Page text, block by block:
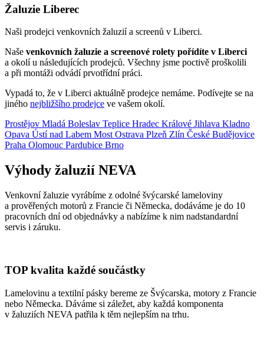
Žaluzie Liberec
Naši prodejci venkovních žaluzií a screenů v Liberci.
Naše venkovních žaluzie a screenové rolety pořídíte v Liberci
a okolí u následujících prodejců. Všechny jsme poctivě proškolili
a při montáži odvádí prvotřídní práci.
Vypadá to, že v Liberci aktuálně prodejce nemáme. Podívejte se na
jiného nejbližšího prodejce ve vašem okolí.
Prostějov Mladá Boleslav Teplice Hradec Králové Jihlava Kladno
Opava Ústí nad Labem Most Ostrava Plzeň Zlín České Budějovice
Praha Olomouc Pardubice Brno
Výhody žaluzií NEVA
Venkovní žaluzie vyrábíme z odolné švýcarské lameloviny
a prověřených motorů z Francie či Německa, dodáváme je do 10
pracovních dní od objednávky a nabízíme k nim nadstandardní
servis i záruku.
TOP kvalita každé součástky
Lamelovinu a textilní pásky bereme ze Švýcarska, motory z Francie
nebo Německa. Dáváme si záležet, aby každá komponenta
v žaluziích NEVA patřila k těm nejlepším na trhu.